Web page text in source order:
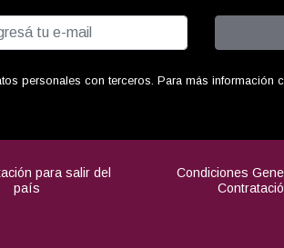
personales con terceros. Para más información
para salir del
país
Condiciones